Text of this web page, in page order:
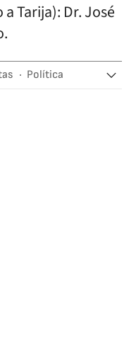
Tarija): Dr. José
Política